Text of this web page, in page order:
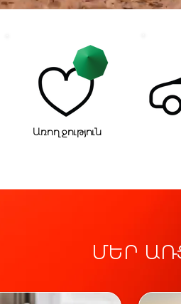
Առողջություն
ՄԵՐ